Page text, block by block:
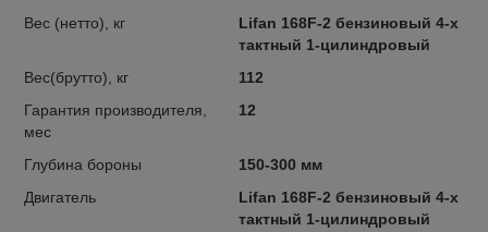
Вес (нетто), кг
Lifan 168F-2 бензиновый 4-х
тактный 1-цилиндровый
Вес(брутто), кг
112
Гарантия производителя,
мес
12
Глубина бороны
150-300 мм
Двигатель
Lifan 168F-2 бензиновый 4-х
тактный 1-цилиндровый